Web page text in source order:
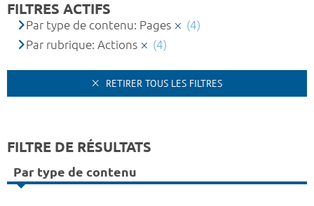
FILTRES ACTIFS
Par type de contenu: Pages
(4)
Par rubrique: Actions
(4)
RETIRER TOUS LES FILTRES
FILTRE DE RÉSULTATS
Par type de contenu